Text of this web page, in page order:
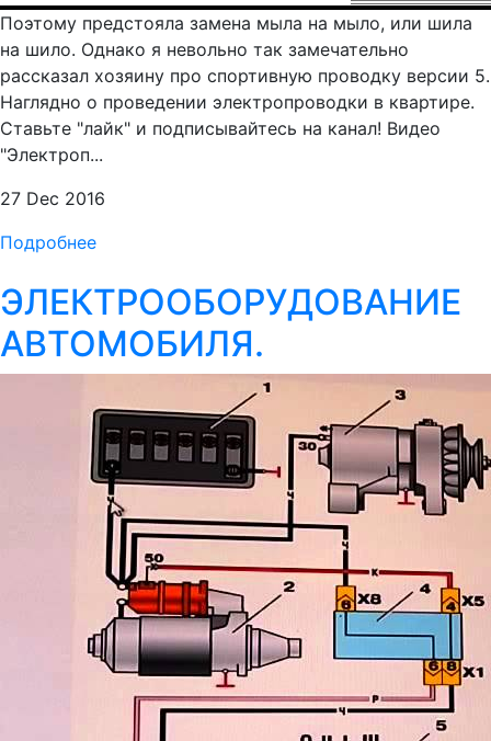
Поэтому предстояла замена мыла на мыло, или шила
на шило. Однако я невольно так замечательно
рассказал хозяину про спортивную проводку версии 5.
Наглядно о проведении электропроводки в квартире.
Ставьте "лайк" и подписывайтесь на канал! Видео
"Электроп...
27 Dec 2016
Подробнее
ЭЛЕКТРООБОРУДОВАНИЕ
АВТОМОБИЛЯ.